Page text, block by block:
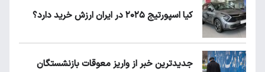
کیا اسپورتیج ۲۰۲۵ در ایران ارزش خرید دارد؟
جدیدترین خبر از واریز معوقات بازنشستگان